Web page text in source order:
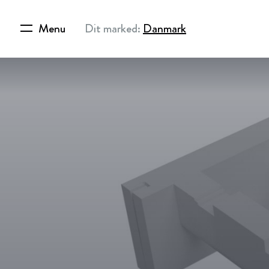
Menu Dit marked:Danmark